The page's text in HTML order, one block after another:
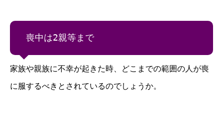
喪中は2親等まで
家族や親族に不幸が起きた時、どこまでの範囲の人が喪
に服するべきとされているのでしょうか。